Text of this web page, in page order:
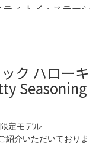
ク ハローキ
Seasoning
定モデル
紹介いただいておりま